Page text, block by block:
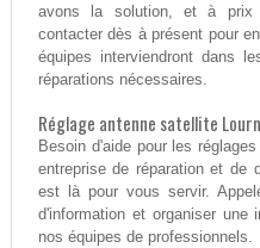
avons la solution, et à prix
contacter dès à présent pour
équipes interviendront dans
réparations nécessaires.
Réglage antenne satellite
Besoin d'aide pour les
entreprise de réparation et de
est là pour vous servir.
d'information et organiser une
nos équipes de professionnels.